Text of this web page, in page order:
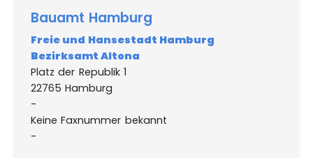
Bauamt Hamburg
Freie und Hansestadt Hamburg
Bezirksamt Altona
Platz der Republik 1
22765 Hamburg
-
Keine Faxnummer bekannt
-